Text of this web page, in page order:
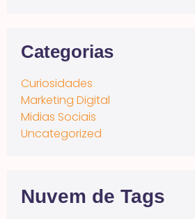
Categorias
Curiosidades
Marketing Digital
Midias Sociais
Uncategorized
Nuvem de Tags